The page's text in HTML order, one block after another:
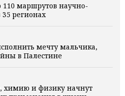
110 маршрутов научно-
регионах
мечту мальчика,
в Палестине
химию и физику начнут